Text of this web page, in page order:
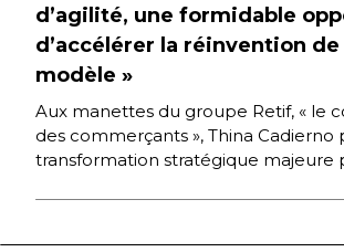
d’agilité, une formidable
d’accélérer la réinvention
modèle »
Aux manettes du groupe Retif, « le
des commerçants », Thina Cadierno
transformation stratégique majeure